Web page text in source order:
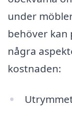
under
behöver kan
några
kostnaden: